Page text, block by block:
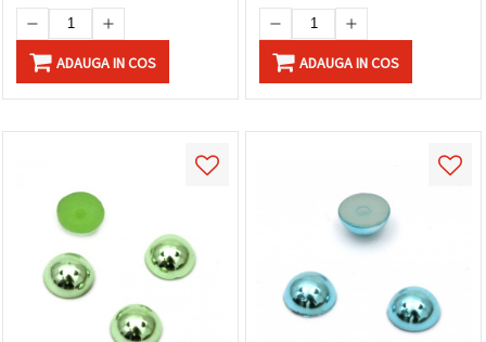
ADAUGA IN COS ADAUGA IN COS